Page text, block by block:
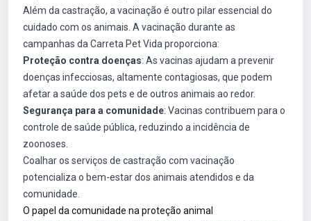
Além da castração, a vacinação é outro pilar essencial do
cuidado com os animais. A vacinação durante as
campanhas da Carreta Pet Vida proporciona:
Proteção contra doenças: As vacinas ajudam a prevenir
doenças infecciosas, altamente contagiosas, que podem
afetar a saúde dos pets e de outros animais ao redor.
Segurança para a comunidade: Vacinas contribuem para o
controle de saúde pública, reduzindo a incidência de
zoonoses.
Coalhar os serviços de castração com vacinação
potencializa o bem-estar dos animais atendidos e da
comunidade.
O papel da comunidade na proteção animal